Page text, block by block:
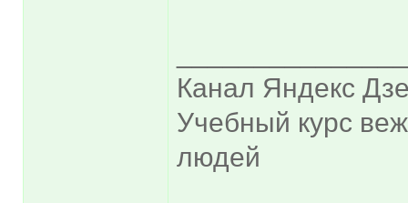
Канал Яндекс
Учебный курс
людей